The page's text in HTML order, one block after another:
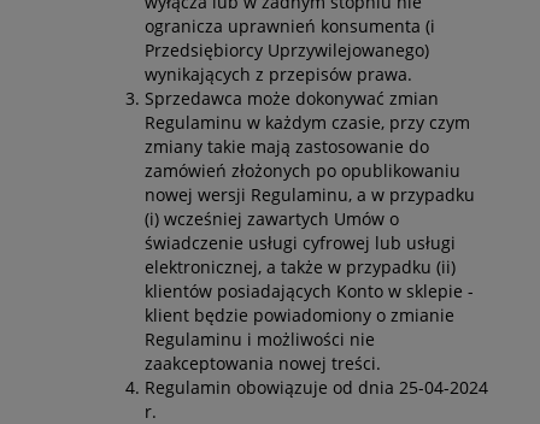
ogranicza uprawnień konsumenta (i
Przedsiębiorcy Uprzywilejowanego)
wynikających z przepisów prawa.
Sprzedawca może dokonywać zmian
Regulaminu w każdym czasie, przy czym
zmiany takie mają zastosowanie do
zamówień złożonych po opublikowaniu
nowej wersji Regulaminu, a w przypadku
(i) wcześniej zawartych Umów o
świadczenie usługi cyfrowej lub usługi
elektronicznej, a także w przypadku (ii)
klientów posiadających Konto w sklepie -
klient będzie powiadomiony o zmianie
Regulaminu i możliwości nie
zaakceptowania nowej treści.
Regulamin obowiązuje od dnia 25-04-2024
r.